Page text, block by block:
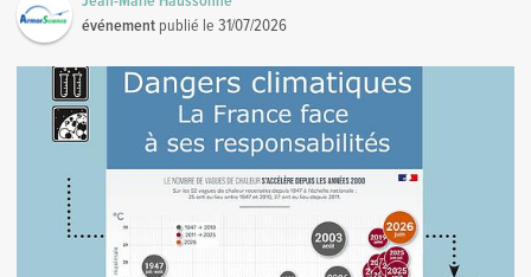
événement publié le31/07/2026